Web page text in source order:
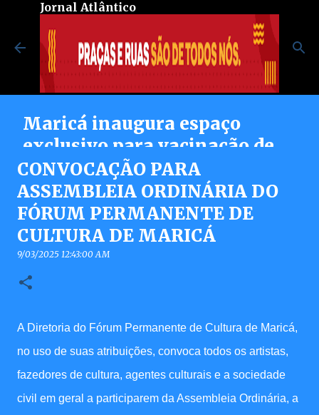
Pular para o conteúdo principal
Jornal Atlântico
Maricá inaugura espaço
exclusivo para vacinação de
pessoas autistas no Centro de
Vacinação Integrada
8/07/2026 08:37:00 PM
0
CONVOCAÇÃO PARA
ASSEMBLEIA ORDINÁRIA DO
FÓRUM PERMANENTE DE
CULTURA DE MARICÁ
9/03/2025 12:43:00 AM
A Diretoria do Fórum Permanente de Cultura de Maricá,
no uso de suas atribuições, convoca todos os artistas,
fazedores de cultura, agentes culturais e a sociedade
civil em geral a participarem da Assembleia Ordinária, a